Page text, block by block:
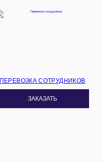
ПЕРЕВОЗКА СОТРУДНИКОВ
ЗАКАЗАТЬ